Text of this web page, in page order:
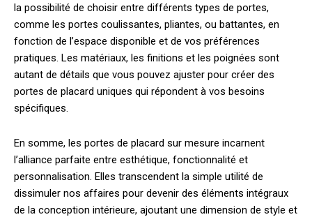
la possibilité de choisir entre différents types de portes,
comme les portes coulissantes, pliantes, ou battantes, en
fonction de l’espace disponible et de vos préférences
pratiques. Les matériaux, les finitions et les poignées sont
autant de détails que vous pouvez ajuster pour créer des
portes de placard uniques qui répondent à vos besoins
spécifiques.
En somme, les portes de placard sur mesure incarnent
l’alliance parfaite entre esthétique, fonctionnalité et
personnalisation. Elles transcendent la simple utilité de
dissimuler nos affaires pour devenir des éléments intégraux
de la conception intérieure, ajoutant une dimension de style et